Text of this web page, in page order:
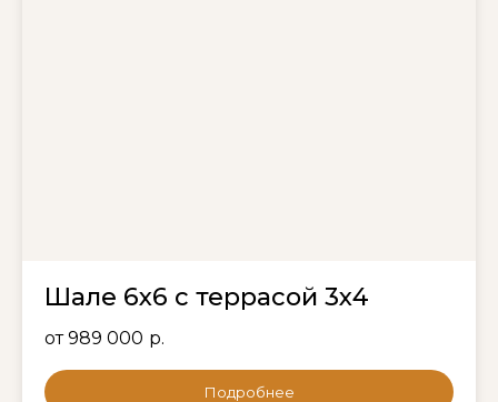
Шале 6х6 с террасой 3х4
от 989 000 р.
Подробнее